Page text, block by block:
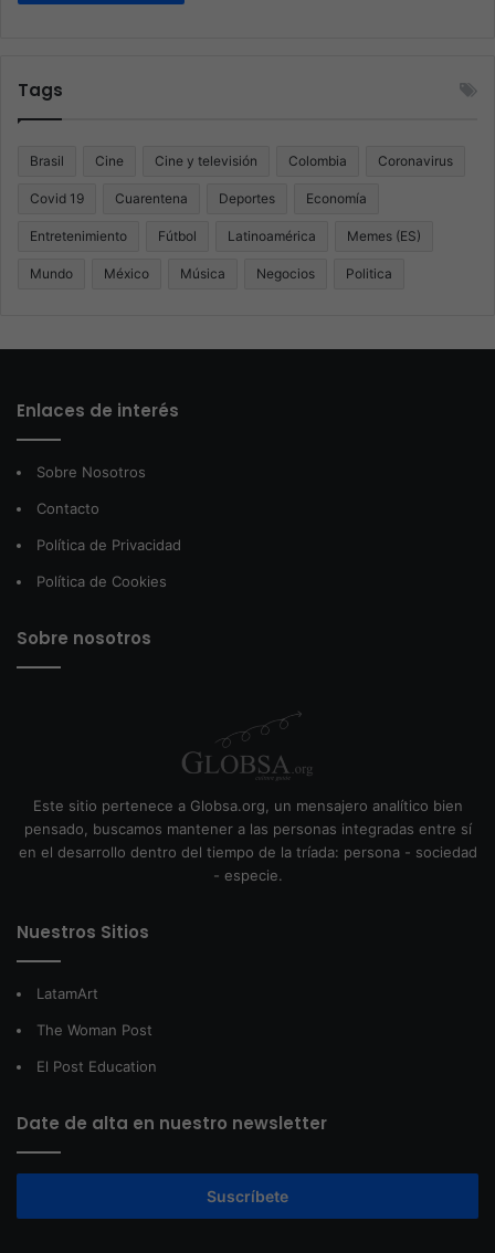
Tags
Brasil Cine Cine y televisión Colombia Coronavirus
Covid 19 Cuarentena Deportes Economía
Entretenimiento Fútbol Latinoamérica Memes (ES)
Mundo México Música Negocios Politica
Enlaces de interés
Sobre Nosotros
Contacto
Política de Privacidad
Política de Cookies
Sobre nosotros
Este sitio pertenece a Globsa.org, un mensajero analítico bien
pensado, buscamos mantener a las personas integradas entre sí
en el desarrollo dentro del tiempo de la tríada: persona - sociedad
- especie.
Nuestros Sitios
LatamArt
The Woman Post
El Post Education
Date de alta en nuestro newsletter
Suscríbete